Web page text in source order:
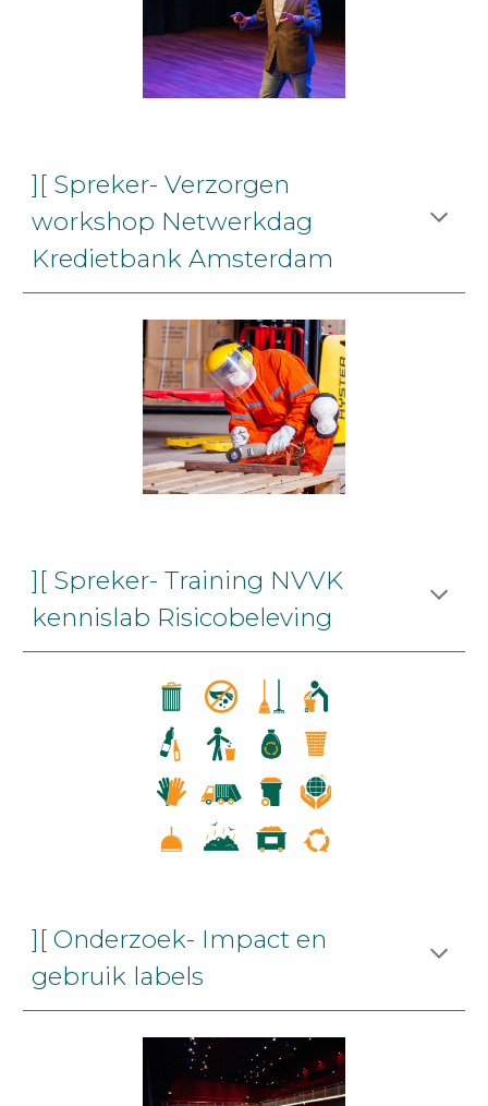
][ Spreker- Verzorgen
workshop Netwerkdag
Kredietbank Amsterdam
][ Spreker- Training NVVK
kennislab Risicobeleving
][ Onderzoek- Impact en
gebruik labels